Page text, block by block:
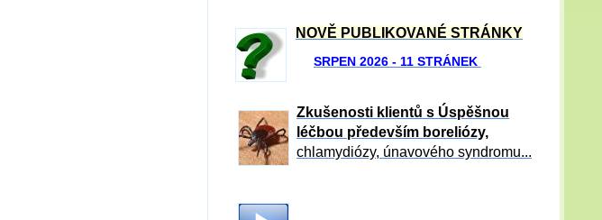
NOVĚ PUBLIKOVANÉ STRÁNKY
SRPEN 2026 - 11 STRÁNEK
Zkušenosti klientů s Úspěšnou
léčbou především boreliózy,
chlamydiózy, únavového syndromu...